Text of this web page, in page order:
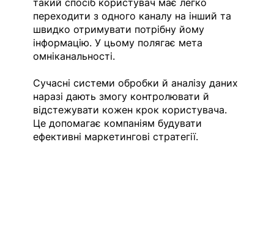
переходити з одного каналу на інший та
швидко отримувати потрібну йому
інформацію. У цьому полягає мета
омніканальності.
Сучасні системи обробки й аналізу даних
наразі дають змогу контролювати й
відстежувати кожен крок користувача.
Це допомагає компаніям будувати
ефективні маркетингові стратегії.